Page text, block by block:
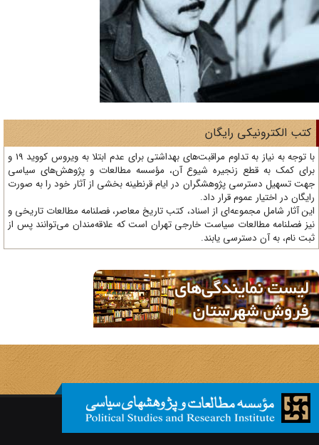
الکترونیکی رایگان
با توجه به نیاز به تداوم مراقبت‌های بهداشتی برای عدم ابتلا به ویروس کووید 19 و
کمک به قطع زنجیره شیوع آن، مؤسسه مطالعات و پژوهش‌های سیاسی
تسهیل دسترسی پژوهشگران در ایام قرنطینه بخشی از آثار خود را به صورت
در اختیار عموم قرار داد.
آثار شامل مجموعه‌ای از اسناد، کتب تاریخ معاصر، فصلنامه‌ مطالعات تاریخی و
فصلنامه مطالعات سیاست خارجی تهران است که علاقه‌مندان می‌توانند پس از
نام، به آن دسترسی یابند.